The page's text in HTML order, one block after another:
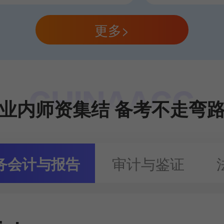
更多>
内师资集结 备考不走弯
会计与报告 审计与鉴证